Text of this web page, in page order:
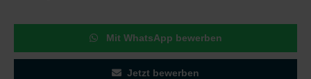
Mit WhatsApp bewerben
Jetzt bewerben